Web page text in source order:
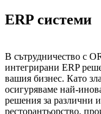
ERP системи
В сътрудничество с
интегрирани ERP
вашия бизнес. Като
осигуряваме най-
решения за различни
ресторантьорство,